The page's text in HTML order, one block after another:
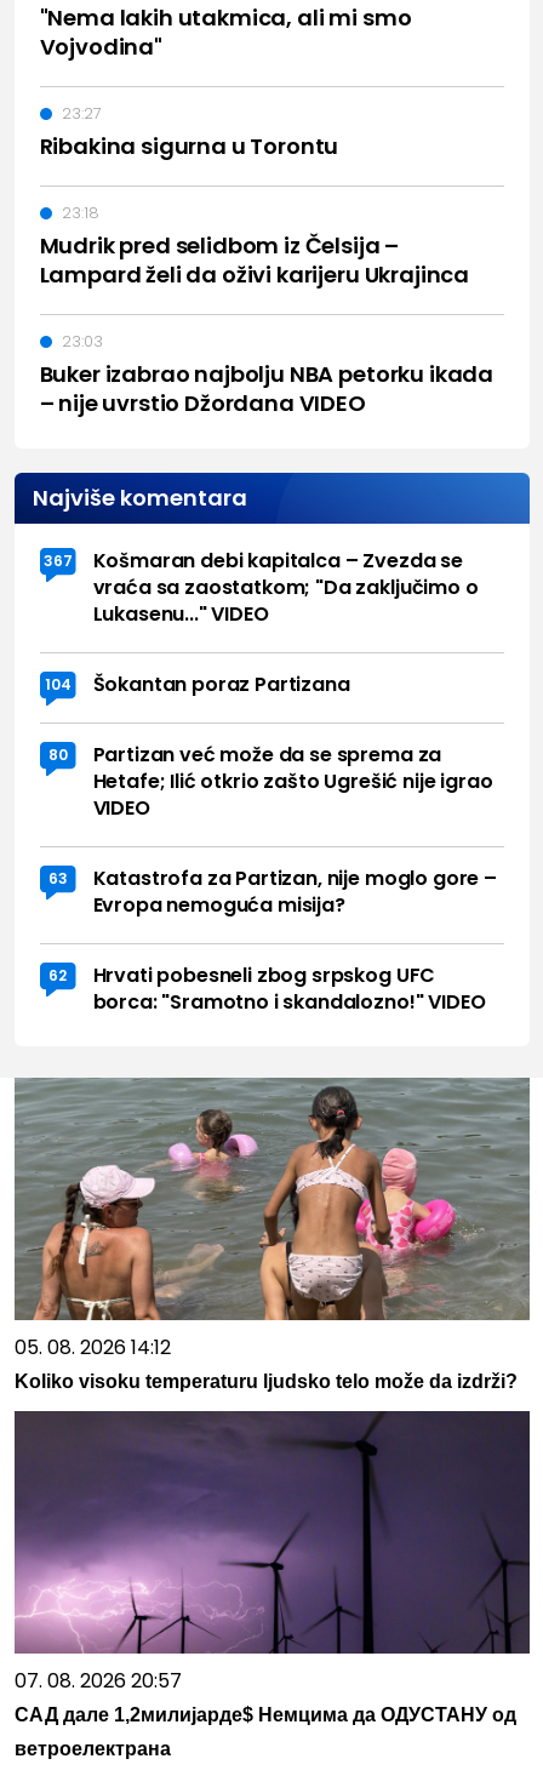
"Nema lakih utakmica, ali mi smo
Vojvodina"
Ribakina sigurna u Torontu
23:27
Mudrik pred selidbom iz Čelsija –
Lampard želi da oživi karijeru Ukrajinca
23:18
Buker izabrao najbolju NBA petorku ikada
– nije uvrstio Džordana VIDEO
23:03
Najviše komentara
367
Košmaran debi kapitalca – Zvezda se
vraća sa zaostatkom; "Da zaključimo o
Lukasenu..." VIDEO
104 Šokantan poraz Partizana
80
Partizan već može da se sprema za
Hetafe; Ilić otkrio zašto Ugrešić nije igrao
VIDEO
63
Katastrofa za Partizan, nije moglo gore –
Evropa nemoguća misija?
62
Hrvati pobesneli zbog srpskog UFC
borca: "Sramotno i skandalozno!" VIDEO
05. 08. 2026 14:12
Koliko visoku temperaturu ljudsko telo može da izdrži?
07. 08. 2026 20:57
САД дале 1,2милијарде$ Немцима да ОДУСТАНУ од
ветроелектрана